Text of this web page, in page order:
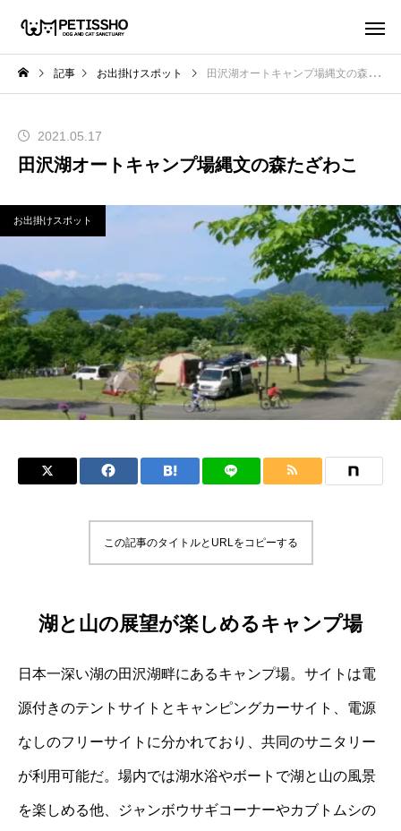
記事 お出掛けスポット 田沢湖オートキャンプ場縄文の森たざわこ
2021.05.17
田沢湖オートキャンプ場縄文の森たざわこ
お出掛けスポット
この記事のタイトルとURLをコピーする
湖と山の展望が楽しめるキャンプ場
日本一深い湖の田沢湖畔にあるキャンプ場。サイトは電
源付きのテントサイトとキャンピングカーサイト、電源
なしのフリーサイトに分かれており、共同のサニタリー
が利用可能だ。場内では湖水浴やボートで湖と山の風景
を楽しめる他、ジャンボウサギコーナーやカブトムシの